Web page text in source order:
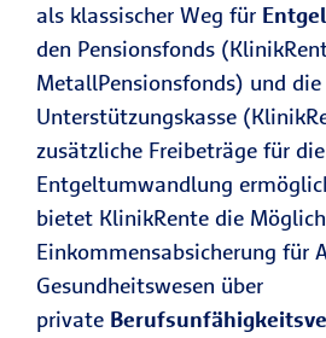
als klassischer Weg für
den Pensionsfonds
MetallPensionsfonds) und die
Unterstützungskasse
zusätzliche Freibeträge für die
Entgeltumwandlung
bietet KlinikRente die
Einkommensabsicherung für
Gesundheitswesen über
private